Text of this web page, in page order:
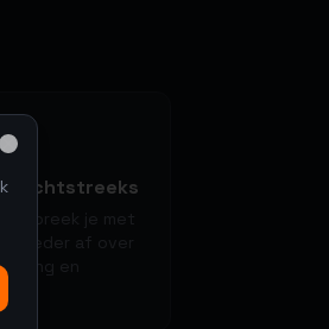
rechtstreeks
spreek je met
bieder af over
en